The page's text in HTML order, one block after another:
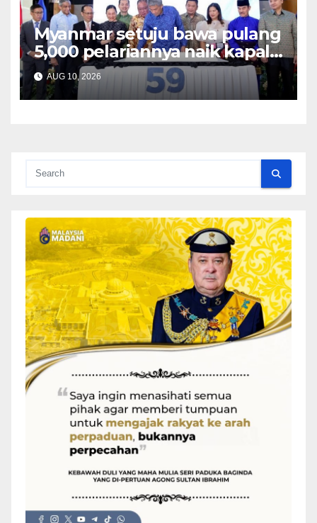
Myanmar setuju bawa pulang
5,000 pelariannya naik kapal –
Mohamad
AUG 10, 2026